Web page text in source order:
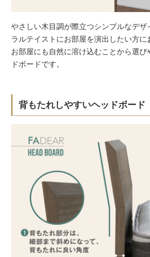
やさしい木目調が際立つシンプルなデザ
ラルテイストにお部屋を演出したい方に
お部屋にも自然に溶け込むことから選び
ドボードです。
背もたれしやすいヘッドボード